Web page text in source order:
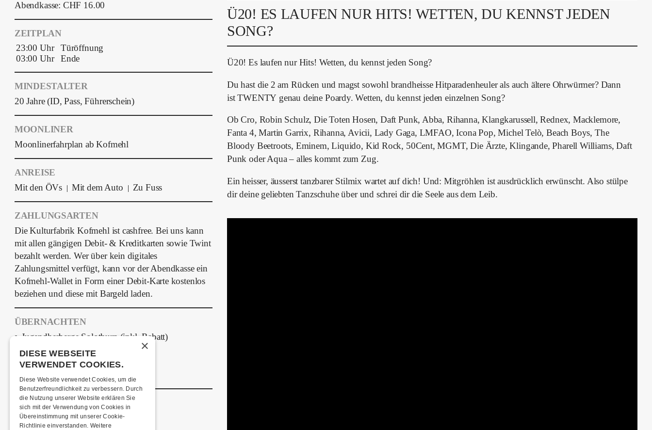
Ü20! ES LAUFEN NUR HITS! WETTEN, DU KENNST JEDEN
SONG?
Ü20! Es laufen nur Hits! Wetten, du kennst jeden Song?
Du hast die 2 am Rücken und magst sowohl brandheisse Hitparadenheuler als auch ältere Ohrwürmer? Dann
ist TWENTY genau deine Poardy. Wetten, du kennst jeden einzelnen Song?
Ob Cro, Robin Schulz, Die Toten Hosen, Daft Punk, Abba, Rihanna, Klangkarussell, Rednex, Macklemore,
Fanta 4, Martin Garrix, Rihanna, Avicii, Lady Gaga, LMFAO, Icona Pop, Michel Telò, Beach Boys, The
Bloody Beetroots, Eminem, Liquido, Kid Rock, 50Cent, MGMT, Die Ärzte, Klingande, Pharell Williams, Daft
Punk oder Aqua – alles kommt zum Zug.
Ein heisser, äusserst tanzbarer Stilmix wartet auf dich! Und: Mitgröhlen ist ausdrücklich erwünscht. Also stülpe
dir deine geliebten Tanzschuhe über und schrei dir die Seele aus dem Leib.
Abendkasse: CHF 16.00
ZEITPLAN
23:00 Uhr
Türöffnung
03:00 Uhr
Ende
MINDESTALTER
20 Jahre (ID, Pass, Führerschein)
MOONLINER
Moonlinerfahrplan ab Kofmehl
ANREISE
Mit den ÖVs | Mit dem Auto | Zu Fuss
ZAHLUNGSARTEN
Die Kulturfabrik Kofmehl ist cashfree. Bei uns kann
mit allen gängigen Debit- & Kreditkarten sowie Twint
bezahlt werden. Wer über kein digitales
Zahlungsmittel verfügt, kann vor der Abendkasse ein
Kofmehl-Wallet in Form einer Debit-Karte kostenlos
beziehen und diese mit Bargeld laden.
ÜBERNACHTEN
Jugendherberge Solothurn (inkl. Rabatt)
Hotel Kreuz Solothurn
H4 Hotel
Weitere Unterkünfte
ESSENSTIPPS
Pier 11
×
DIESE WEBSEITE
VERWENDET COOKIES.
Diese Website verwendet Cookies, um die
Benutzerfreundlichkeit zu verbessern. Durch
die Nutzung unserer Website erklären Sie
sich mit der Verwendung von Cookies in
Übereinstimmung mit unserer Cookie-
Richtlinie einverstanden. Weitere